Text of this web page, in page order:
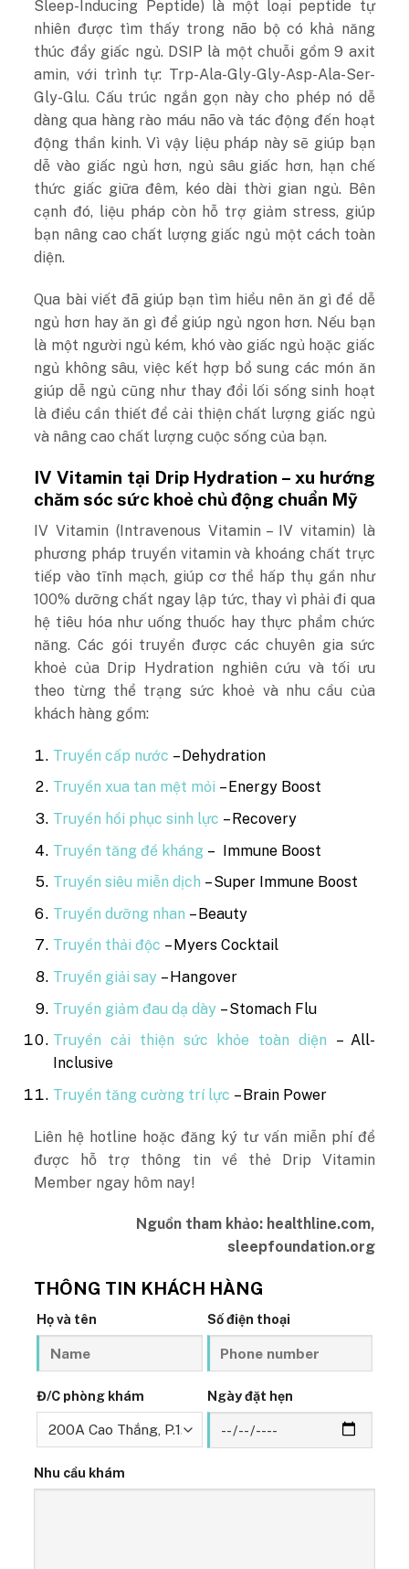
Sleep-Inducing Peptide) là một loại peptide tự
nhiên được tìm thấy trong não bộ có khả năng
thúc đẩy giấc ngủ. DSIP là một chuỗi gồm 9 axit
amin, với trình tự: Trp-Ala-Gly-Gly-Asp-Ala-Ser-
Gly-Glu. Cấu trúc ngắn gọn này cho phép nó dễ
dàng qua hàng rào máu não và tác động đến hoạt
động thần kinh. Vì vậy liệu pháp này sẽ giúp bạn
dễ vào giấc ngủ hơn, ngủ sâu giấc hơn, hạn chế
thức giấc giữa đêm, kéo dài thời gian ngủ. Bên
cạnh đó, liệu pháp còn hỗ trợ giảm stress, giúp
bạn nâng cao chất lượng giấc ngủ một cách toàn
diện.
Qua bài viết đã giúp bạn tìm hiểu nên ăn gì để dễ
ngủ hơn hay ăn gì để giúp ngủ ngon hơn. Nếu bạn
là một người ngủ kém, khó vào giấc ngủ hoặc giấc
ngủ không sâu, việc kết hợp bổ sung các món ăn
giúp dễ ngủ cũng như thay đổi lối sống sinh hoạt
là điều cần thiết để cải thiện chất lượng giấc ngủ
và nâng cao chất lượng cuộc sống của bạn.
IV Vitamin tại Drip Hydration – xu hướng
chăm sóc sức khoẻ chủ động chuẩn Mỹ
IV Vitamin (Intravenous Vitamin – IV vitamin) là
phương pháp truyền vitamin và khoáng chất trực
tiếp vào tĩnh mạch, giúp cơ thể hấp thụ gần như
100% dưỡng chất ngay lập tức, thay vì phải đi qua
hệ tiêu hóa như uống thuốc hay thực phẩm chức
năng. Các gói truyền được các chuyên gia sức
khoẻ của Drip Hydration nghiên cứu và tối ưu
theo từng thể trạng sức khoẻ và nhu cầu của
khách hàng gồm:
Truyền cấp nước – Dehydration
Truyền xua tan mệt mỏi – Energy Boost
Truyền hồi phục sinh lực – Recovery
Truyền tăng đề kháng – Immune Boost
Truyền siêu miễn dịch – Super Immune Boost
Truyền dưỡng nhan – Beauty
Truyền thải độc – Myers Cocktail
Truyền giải say – Hangover
Truyền giảm đau dạ dày – Stomach Flu
Truyền cải thiện sức khỏe toàn diện – All-
Inclusive
Truyền tăng cường trí lực – Brain Power
Liên hệ hotline hoặc đăng ký tư vấn miễn phí để
được hỗ trợ thông tin về thẻ Drip Vitamin
Member ngay hôm nay!
Nguồn tham khảo: healthline.com,
sleepfoundation.org
THÔNG TIN KHÁCH HÀNG
Họ và tên Số điện thoại
Đ/C phòng khám Ngày đặt hẹn
Nhu cầu khám